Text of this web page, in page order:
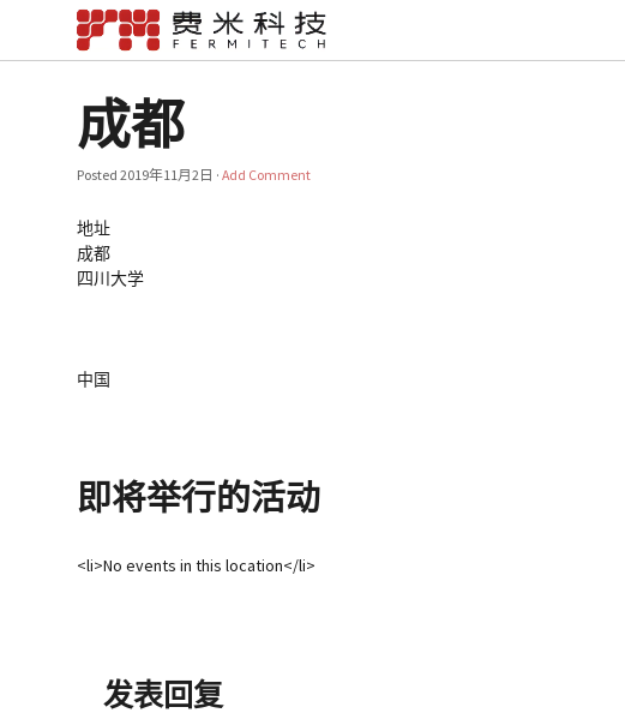
成都
Posted2019年11月2日 ·Add Comment
地址
成都
四川大学
中国
即将举行的活动
<li>No events in this location</li>
发表回复